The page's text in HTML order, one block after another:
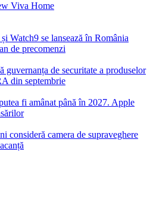
Viva Home
Watch9 se lansează în România
de precomenzi
de securitate a produselor
din septembrie
fi amânat până în 2027. Apple
consideră camera de supraveghere